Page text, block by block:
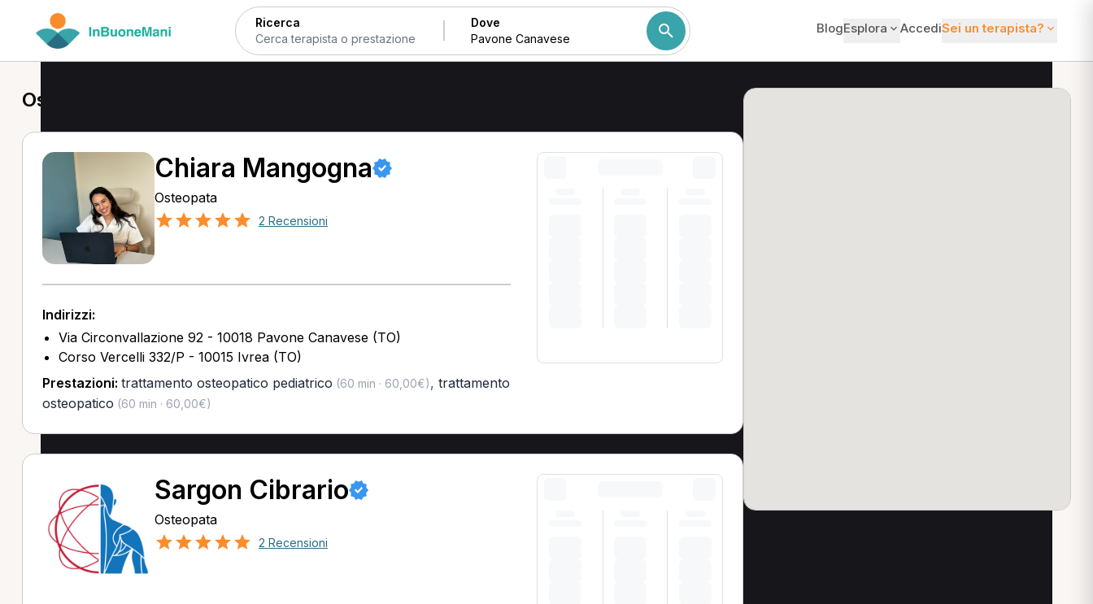
Ricerca Dove BlogEsplora AccediSei un terapista?
Osteopata a Pavone Canavese
Chiara Mangogna
Osteopata
2 Recensioni
Indirizzi:
Via Circonvallazione 92 - 10018 Pavone Canavese (TO)
Corso Vercelli 332/P - 10015 Ivrea (TO)
Prestazioni: trattamento osteopatico pediatrico (60 min · 60,00€), trattamento
osteopatico (60 min · 60,00€)
Sargon Cibrario
Osteopata
2 Recensioni